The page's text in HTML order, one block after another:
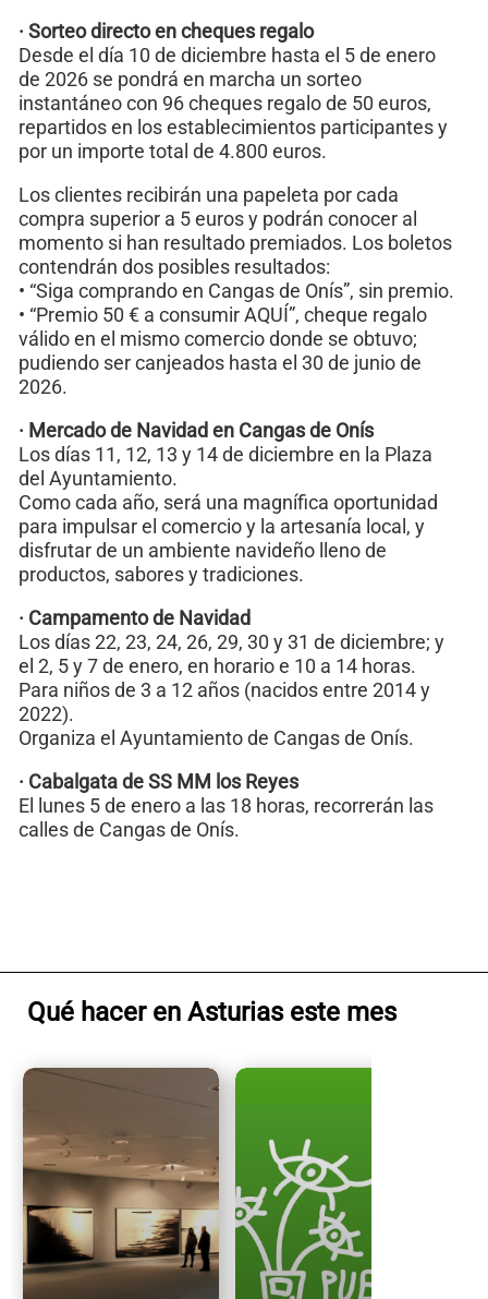
· Sorteo directo en cheques regalo
Desde el día 10 de diciembre hasta el 5 de enero
de 2026 se pondrá en marcha un sorteo
instantáneo con 96 cheques regalo de 50 euros,
repartidos en los establecimientos participantes y
por un importe total de 4.800 euros.
Los clientes recibirán una papeleta por cada
compra superior a 5 euros y podrán conocer al
momento si han resultado premiados. Los boletos
contendrán dos posibles resultados:
• “Siga comprando en Cangas de Onís”, sin premio.
• “Premio 50 € a consumir AQUÍ”, cheque regalo
válido en el mismo comercio donde se obtuvo;
pudiendo ser canjeados hasta el 30 de junio de
2026.
· Mercado de Navidad en Cangas de Onís
Los días 11, 12, 13 y 14 de diciembre en la Plaza
del Ayuntamiento.
Como cada año, será una magnífica oportunidad
para impulsar el comercio y la artesanía local, y
disfrutar de un ambiente navideño lleno de
productos, sabores y tradiciones.
· Campamento de Navidad
Los días 22, 23, 24, 26, 29, 30 y 31 de diciembre; y
el 2, 5 y 7 de enero, en horario e 10 a 14 horas.
Para niños de 3 a 12 años (nacidos entre 2014 y
2022).
Organiza el Ayuntamiento de Cangas de Onís.
· Cabalgata de SS MM los Reyes
El lunes 5 de enero a las 18 horas, recorrerán las
calles de Cangas de Onís.
Qué hacer en Asturias este mes